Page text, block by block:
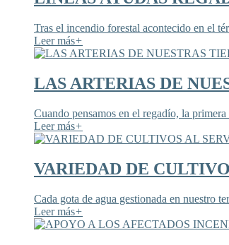
Tras el incendio forestal acontecido en el
Leer más+
LAS ARTERIAS DE
Cuando pensamos en el regadío, la
Leer más+
VARIEDAD DE
Cada gota de agua gestionada en nuestro
Leer más+